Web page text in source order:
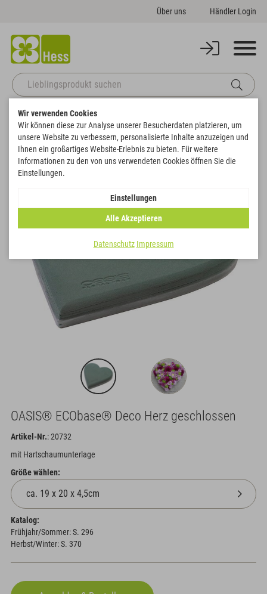
Über uns Händler Login
Startseite Basics Steckschaum
OASIS® ECObase® Deco Herz geschlossen
Zurück zur Artikelübersicht
OASIS® ECObase® Deco Herz geschlossen
Artikel-Nr.: 20732
mit Hartschaumunterlage
Größe wählen:
Katalog:
Frühjahr/Sommer: S. 296
Herbst/Winter: S. 370
Wir verwenden Cookies
Wir können diese zur Analyse unserer Besucherdaten platzieren, um
unsere Website zu verbessern, personalisierte Inhalte anzuzeigen und
Ihnen ein großartiges Website-Erlebnis zu bieten. Für weitere
Informationen zu den von uns verwendeten Cookies öffnen Sie die
Einstellungen.
Einstellungen
Alle Akzeptieren
Datenschutz Impressum